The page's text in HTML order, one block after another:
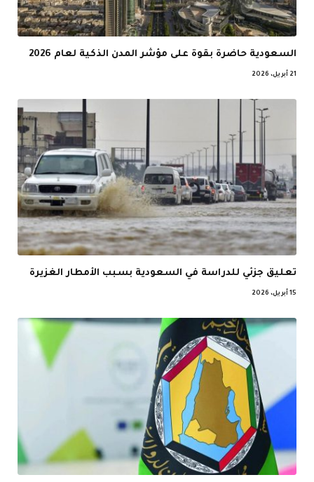
السعودية حاضرة بقوة على مؤشر المدن الذكية لعام 2026
21 أبريل، 2026
تعليق جزئي للدراسة في السعودية بسبب الأمطار الغزيرة
15 أبريل، 2026